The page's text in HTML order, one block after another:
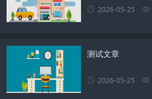
2026-05-25
测试文章
2026-05-25